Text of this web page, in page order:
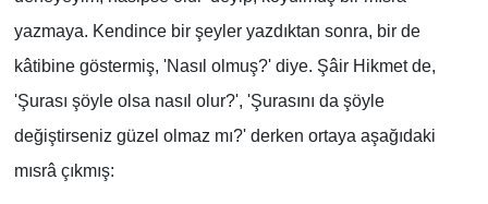
yazmaya. Kendince bir şeyler yazdıktan sonra, bir de
kâtibine göstermiş, 'Nasıl olmuş?' diye. Şâir Hikmet de,
'Şurası şöyle olsa nasıl olur?', 'Şurasını da şöyle
değiştirseniz güzel olmaz mı?' derken ortaya aşağıdaki
mısrâ çıkmış: